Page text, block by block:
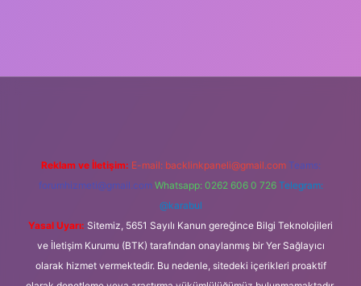
Reklam ve İletişim: E-mail: backlinkpaneli@gmail.com Teams:
forumhizmeti@gmail.com Whatsapp: 0262 606 0 726 Telegram:
@karabul
Yasal Uyarı: Sitemiz, 5651 Sayılı Kanun gereğince Bilgi Teknolojileri
ve İletişim Kurumu (BTK) tarafından onaylanmış bir Yer Sağlayıcı
olarak hizmet vermektedir. Bu nedenle, sitedeki içerikleri proaktif